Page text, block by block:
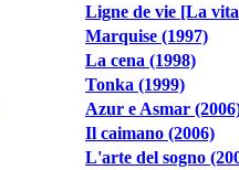
Ligne de vie [La
Marquise (1997)
La cena (1998)
Tonka (1999)
Azur e Asmar
Il caimano (2006)
L'arte del sogno